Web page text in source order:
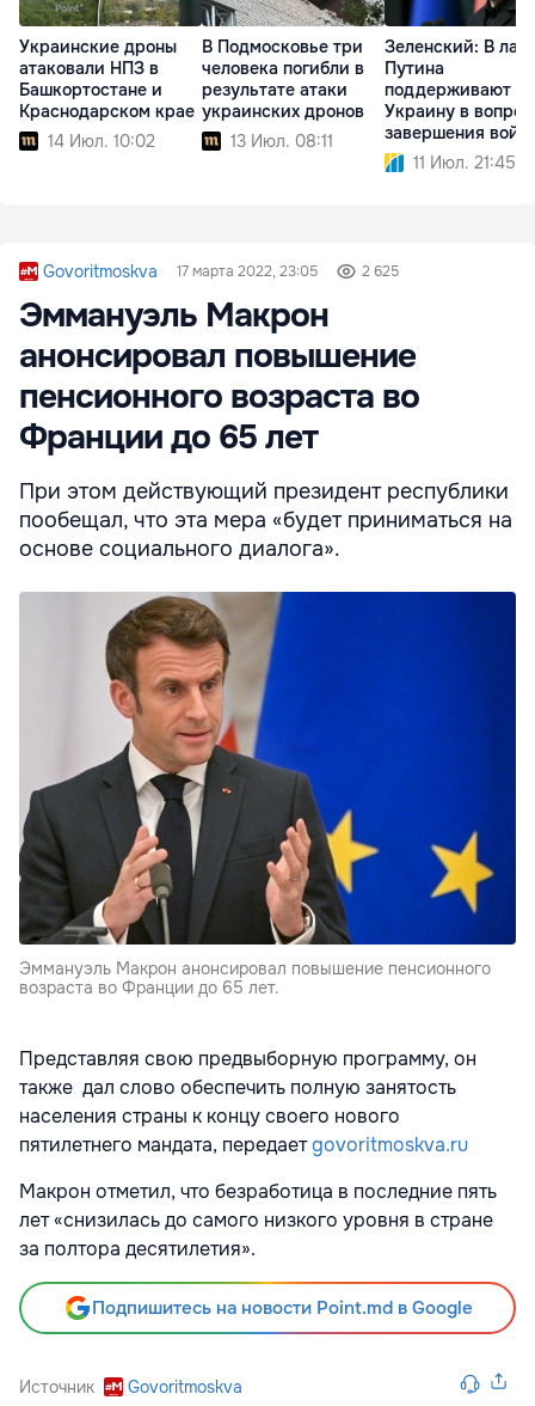
Украинские дроны
атаковали НПЗ в
Башкортостане и
Краснодарском крае
14 Июл. 10:02
В Подмосковье три
человека погибли в
результате атаки
украинских дронов
13 Июл. 08:11
Зеленский: В
Путина
поддерживают
Украину в
завершения
11 Июл. 21:45
Govoritmoskva 17 марта 2022, 23:05 2 625
Эммануэль Макрон
анонсировал повышение
пенсионного возраста во
Франции до 65 лет
При этом действующий президент республики
пообещал, что эта мера «будет приниматься на
основе социального диалога».
Эммануэль Макрон анонсировал повышение пенсионного
возраста во Франции до 65 лет.
Представляя свою предвыборную программу, он
также дал слово обеспечить полную занятость
населения страны к концу своего нового
пятилетнего мандата, передаетgovoritmoskva.ru
Макрон отметил, что безработица в последние пять
лет «снизилась до самого низкого уровня в стране
за полтора десятилетия».
Подпишитесь на новости Point.md в Google
Источник Govoritmoskva